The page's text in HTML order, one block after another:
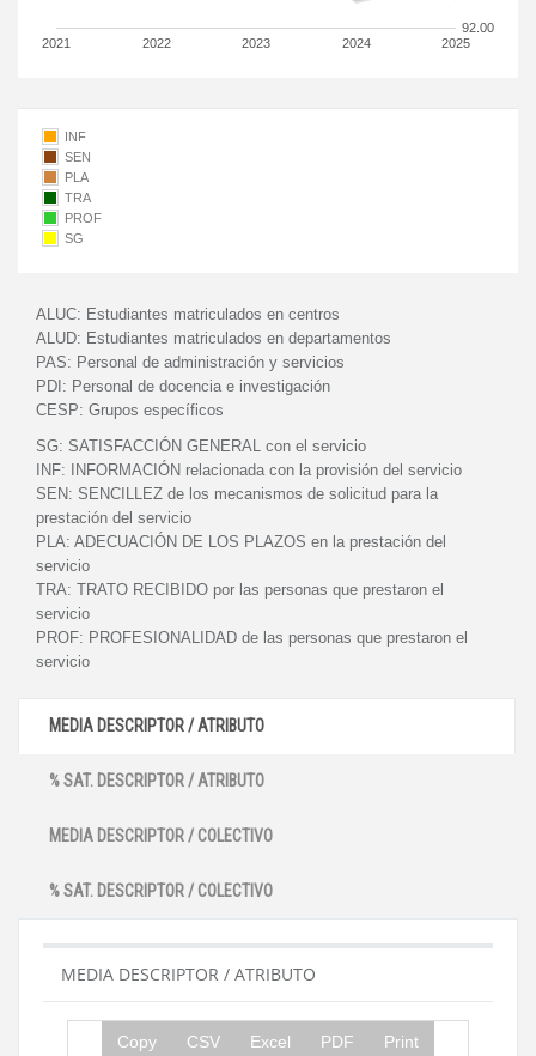
2021 2022 2023 2024 2025
92.00
INF
SEN
PLA
TRA
PROF
SG
ALUC: Estudiantes matriculados en centros
ALUD: Estudiantes matriculados en departamentos
PAS: Personal de administración y servicios
PDI: Personal de docencia e investigación
CESP: Grupos específicos
SG: SATISFACCIÓN GENERAL con el servicio
INF:
INFORMACIÓN relacionada con la provisión del servicio
SEN: SENCILLEZ de los mecanismos de solicitud para la
prestación del servicio
PLA: ADECUACIÓN DE LOS PLAZOS en la prestación del
servicio
TRA: TRATO RECIBIDO por las personas que prestaron el
servicio
PROF: PROFESIONALIDAD de las personas que prestaron el
servicio
MEDIA DESCRIPTOR / ATRIBUTO
% SAT. DESCRIPTOR / ATRIBUTO
MEDIA DESCRIPTOR / COLECTIVO
% SAT. DESCRIPTOR / COLECTIVO
MEDIA DESCRIPTOR / ATRIBUTO
Copy CSV Excel PDF Print